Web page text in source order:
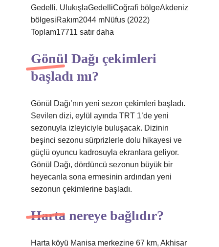
Gedelli, UlukışlaGedelliCoğrafi bölgeAkdeniz
bölgesiRakım2044 mNüfus (2022)
Toplam17711 satır daha
Gönül Dağı çekimleri
başladı mı?
Gönül Dağı’nın yeni sezon çekimleri başladı.
Sevilen dizi, eylül ayında TRT 1’de yeni
sezonuyla izleyiciyle buluşacak. Dizinin
beşinci sezonu sürprizlerle dolu hikayesi ve
güçlü oyuncu kadrosuyla ekranlara geliyor.
Gönül Dağı, dördüncü sezonun büyük bir
heyecanla sona ermesinin ardından yeni
sezonun çekimlerine başladı.
Harta nereye bağlıdır?
Harta köyü Manisa merkezine 67 km, Akhisar